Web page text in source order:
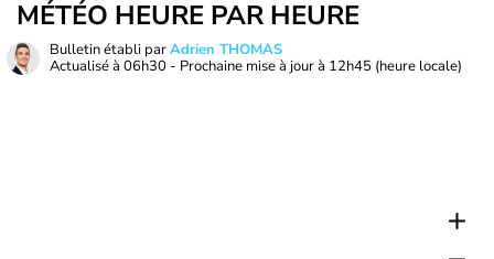
MÉTÉO HEURE PAR HEURE
Bulletin établi parAdrien THOMAS
Actualisé à 06h30 - Prochaine mise à jour à 12h45 (heure locale)